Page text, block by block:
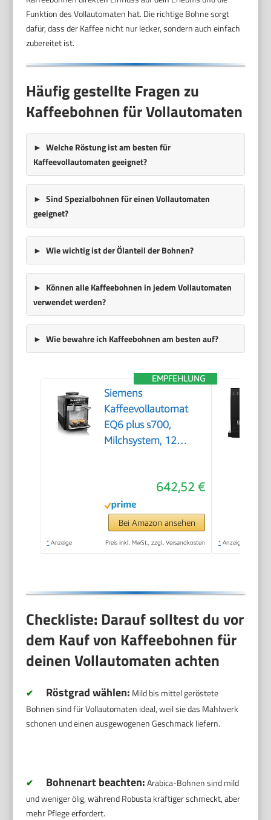
Funktion des Vollautomaten hat. Die richtige Bohne sorgt
dafür, dass der Kaffee nicht nur lecker, sondern auch einfach
zubereitet ist.
Häufig gestellte Fragen zu
Kaffeebohnen für Vollautomaten
Welche Röstung ist am besten für
Kaffeevollautomaten geeignet?
Sind Spezialbohnen für einen Vollautomaten
geeignet?
Wie wichtig ist der Ölanteil der Bohnen?
Können alle Kaffeebohnen in jedem Vollautomaten
verwendet werden?
Wie bewahre ich Kaffeebohnen am besten auf?
EMPFEHLUNG
Siemens
Kaffeevollautomat
EQ6 plus s700,
Milchsystem, 12
Reinigung des
Milchsystems,
Keramikmahlwerk,
großes Touchdisplay,
642,52 €
Bei Amazon ansehen
* Anzeige Preis inkl. MwSt., zzgl. Versandkosten * Anzeige
Checkliste: Darauf solltest du vor
dem Kauf von Kaffeebohnen für
deinen Vollautomaten achten
✔ Röstgrad wählen: Mild bis mittel geröstete
Bohnen sind für Vollautomaten ideal, weil sie das Mahlwerk
schonen und einen ausgewogenen Geschmack liefern.
✔ Bohnenart beachten:Arabica-Bohnen sind mild
und weniger ölig, während Robusta kräftiger schmeckt, aber
mehr Pflege erfordert.